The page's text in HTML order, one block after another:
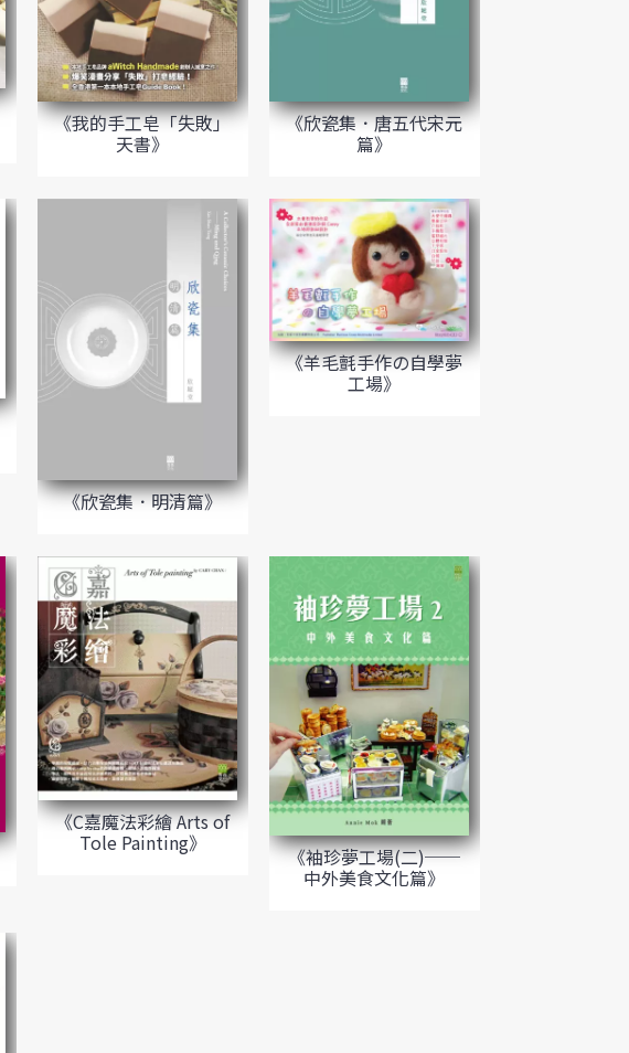
《我的手工皂「失敗」
天書》
《欣瓷集．唐五代宋元
篇》
《欣瓷集．明清篇》
《羊毛氈手作の自學夢
工場》
《C嘉魔法彩繪 Arts of
Tole Painting》
《袖珍夢工場(二)──
中外美食文化篇》